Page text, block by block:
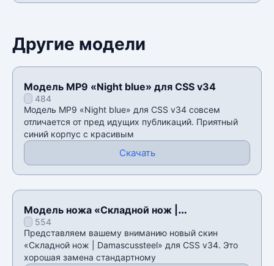
Другие модели
Модель MP9 «Night blue» для CSS v34
484
Модель MP9 «Night blue» для CSS v34 совсем
отличается от пред идущих публикаций. Приятный
синий корпус с красивым
Скачать
Модель ножа «Складной нож |
Damascussteel» для CSS v34
554
Представляем вашему вниманию новый скин
«Складной нож | Damascussteel» для CSS v34. Это
хорошая замена стандартному